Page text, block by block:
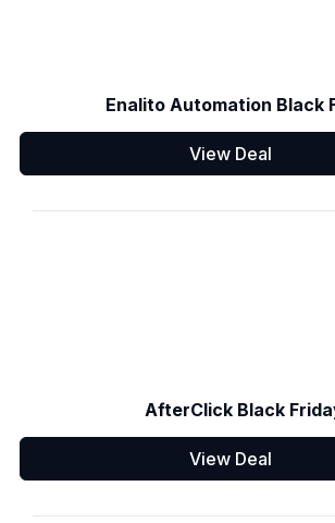
Enalito Automation Black
View Deal
AfterClick Black
View Deal